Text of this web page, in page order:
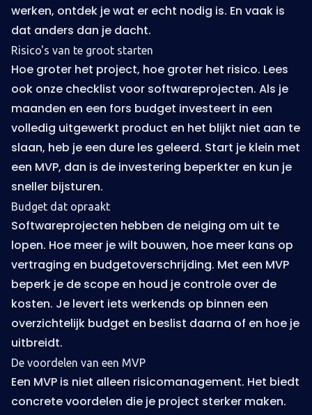
werken, ontdek je wat er echt nodig is. En vaak is
dat anders dan je dacht.
Risico's van te groot starten
Hoe groter het project, hoe groter het risico. Lees
ook onze checklist voor softwareprojecten. Als je
maanden en een fors budget investeert in een
volledig uitgewerkt product en het blijkt niet aan te
slaan, heb je een dure les geleerd. Start je klein met
een MVP, dan is de investering beperkter en kun je
sneller bijsturen.
Budget dat opraakt
Softwareprojecten hebben de neiging om uit te
lopen. Hoe meer je wilt bouwen, hoe meer kans op
vertraging en budgetoverschrijding. Met een MVP
beperk je de scope en houd je controle over de
kosten. Je levert iets werkends op binnen een
overzichtelijk budget en beslist daarna of en hoe je
uitbreidt.
De voordelen van een MVP
Een MVP is niet alleen risicomanagement. Het biedt
concrete voordelen die je project sterker maken.